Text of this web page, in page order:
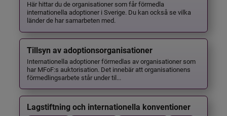
Här hittar du de organisationer som får förmedla
internationella adoptioner i Sverige. Du kan också se vilka
länder de har samarbeten med.
Tillsyn av adoptionsorganisationer
Internationella adoptioner förmedlas av organisationer som
har MFoF:s auktorisation. Det innebär att organisationens
förmedlingsarbete står under til...
Lagstiftning och internationella konventioner